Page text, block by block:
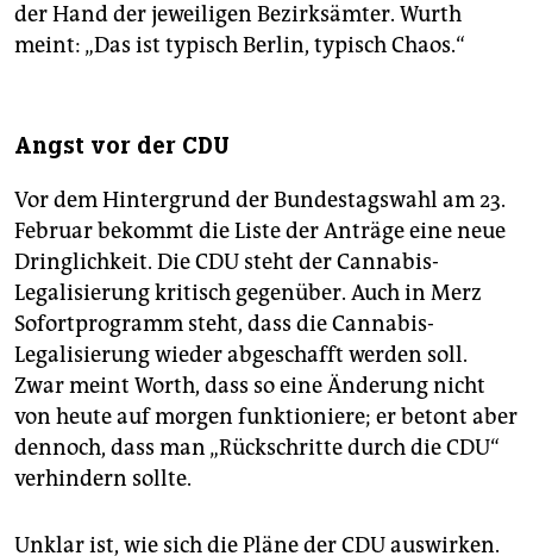
der Hand der jeweiligen Bezirksämter. Wurth
meint: „Das ist typisch Berlin, typisch Chaos.“
Angst vor der CDU
Vor dem Hintergrund der Bundestagswahl am 23.
Februar bekommt die Liste der Anträge eine neue
Dringlichkeit. Die CDU steht der Cannabis-
Legalisierung kritisch gegenüber. Auch in Merz
Sofortprogramm steht, dass die Cannabis-
Legalisierung wieder abgeschafft werden soll.
Zwar meint Worth, dass so eine Änderung nicht
von heute auf morgen funktioniere; er betont aber
dennoch, dass man „Rückschritte durch die CDU“
verhindern sollte.
Unklar ist, wie sich die Pläne der CDU auswirken.